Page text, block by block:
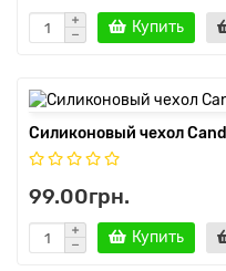
Купить
Силиконовый чехол
99.00грн.
Купить